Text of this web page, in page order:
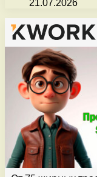
21.07.2026